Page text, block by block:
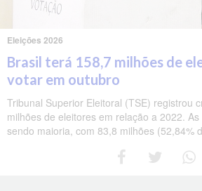
Eleições 2026
Brasil terá 158,7 milhões de
votar em outubro
Tribunal Superior Eleitoral (TSE) registrou
milhões de eleitores em relação a 2022.
sendo maioria, com 83,8 milhões (52,84%